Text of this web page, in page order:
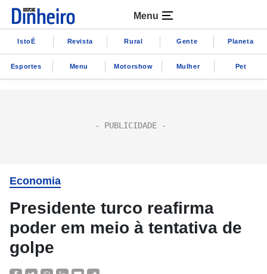
Menu
IstoÉ Revista Rural Gente Planeta
Esportes Menu Motorshow Mulher Pet
Economia
Presidente turco reafirma
poder em meio à tentativa de
golpe